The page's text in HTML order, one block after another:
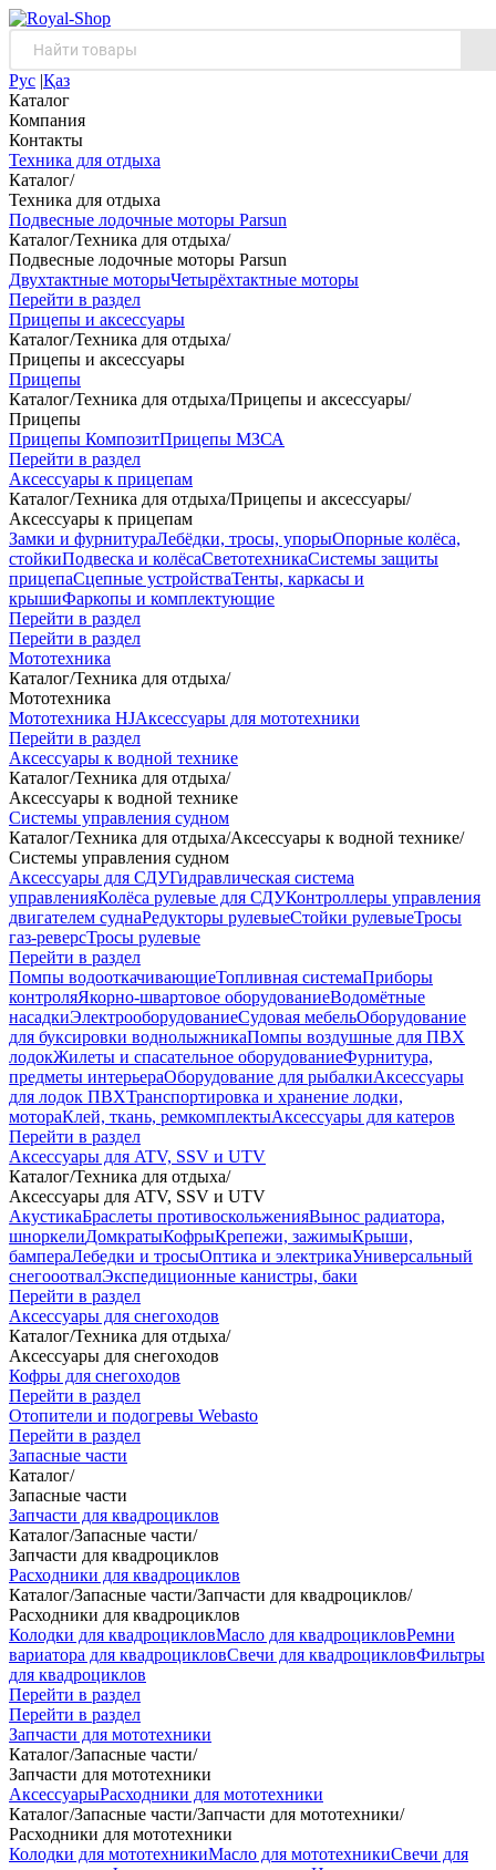
Рус |Қаз
Каталог
Компания
Контакты
Техника для отдыха
Каталог/
Техника для отдыха
Подвесные лодочные моторы Parsun
Каталог/Техника для отдыха/
Подвесные лодочные моторы Parsun
Двухтактные моторыЧетырёхтактные моторы
Перейти в раздел
Прицепы и аксессуары
Каталог/Техника для отдыха/
Прицепы и аксессуары
Прицепы
Каталог/Техника для отдыха/Прицепы и аксессуары/
Прицепы
Прицепы КомпозитПрицепы МЗСА
Перейти в раздел
Аксессуары к прицепам
Каталог/Техника для отдыха/Прицепы и аксессуары/
Аксессуары к прицепам
Замки и фурнитураЛебёдки, тросы, упорыОпорные колёса,
стойкиПодвеска и колёсаСветотехникаСистемы защиты
прицепаСцепные устройстваТенты, каркасы и
крышиФаркопы и комплектующие
Перейти в раздел
Перейти в раздел
Мототехника
Каталог/Техника для отдыха/
Мототехника
Мототехника HJАксессуары для мототехники
Перейти в раздел
Аксессуары к водной технике
Каталог/Техника для отдыха/
Аксессуары к водной технике
Системы управления судном
Каталог/Техника для отдыха/Аксессуары к водной технике/
Системы управления судном
Аксессуары для СДУГидравлическая система
управленияКолёса рулевые для СДУКонтроллеры управления
двигателем суднаРедукторы рулевыеСтойки рулевыеТросы
газ-реверсТросы рулевые
Перейти в раздел
Помпы водооткачивающиеТопливная системаПриборы
контроляЯкорно-швартовое оборудованиеВодомётные
насадкиЭлектрооборудованиеСудовая мебельОборудование
для буксировки воднолыжникаПомпы воздушные для ПВХ
лодокЖилеты и спасательное оборудованиеФурнитура,
предметы интерьераОборудование для рыбалкиАксессуары
для лодок ПВХТранспортировка и хранение лодки,
мотораКлей, ткань, ремкомплектыАксессуары для катеров
Перейти в раздел
Аксессуары для ATV, SSV и UTV
Каталог/Техника для отдыха/
Аксессуары для ATV, SSV и UTV
АкустикаБраслеты противоскольженияВынос радиатора,
шноркелиДомкратыКофрыКрепежи, зажимыКрыши,
бампераЛебедки и тросыОптика и электрикаУниверсальный
снегооотвалЭкспедиционные канистры, баки
Перейти в раздел
Аксессуары для снегоходов
Каталог/Техника для отдыха/
Аксессуары для снегоходов
Кофры для снегоходов
Перейти в раздел
Отопители и подогревы Webasto
Перейти в раздел
Запасные части
Каталог/
Запасные части
Запчасти для квадроциклов
Каталог/Запасные части/
Запчасти для квадроциклов
Расходники для квадроциклов
Каталог/Запасные части/Запчасти для квадроциклов/
Расходники для квадроциклов
Колодки для квадроцикловМасло для квадроцикловРемни
вариатора для квадроцикловСвечи для квадроцикловФильтры
для квадроциклов
Перейти в раздел
Перейти в раздел
Запчасти для мототехники
Каталог/Запасные части/
Запчасти для мототехники
АксессуарыРасходники для мототехники
Каталог/Запасные части/Запчасти для мототехники/
Расходники для мототехники
Колодки для мототехникиМасло для мототехникиСвечи для